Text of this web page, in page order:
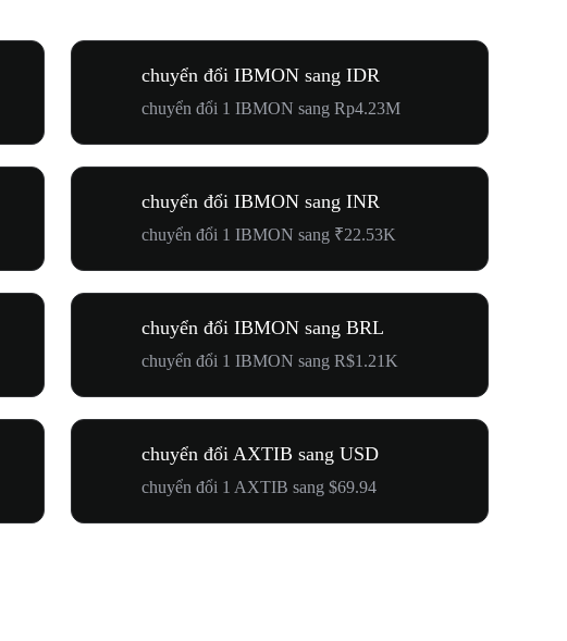
chuyển đổi IBMON sang IDR
chuyển đổi 1 IBMON sang Rp4.23M
chuyển đổi IBMON sang INR
chuyển đổi 1 IBMON sang ₹22.53K
chuyển đổi IBMON sang BRL
chuyển đổi 1 IBMON sang R$1.21K
chuyển đổi AXTIB sang USD
chuyển đổi 1 AXTIB sang $69.94